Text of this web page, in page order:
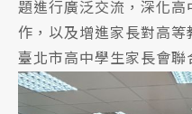
題進行廣泛交流，深化
作，以及增進家長對高等
臺北市高中學生家長會